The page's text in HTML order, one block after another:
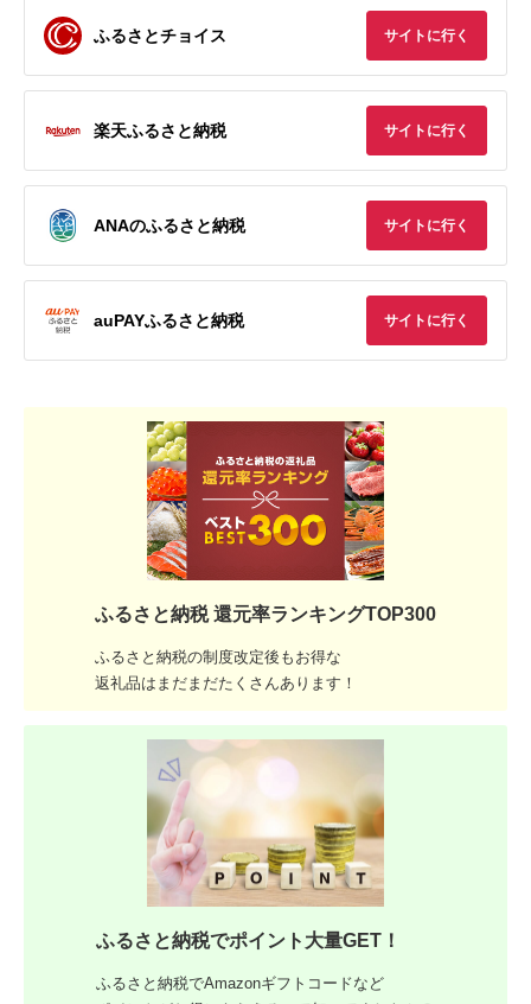
ふるさとチョイス サイトに行く
楽天ふるさと納税 サイトに行く
ANAのふるさと納税 サイトに行く
auPAYふるさと納税 サイトに行く
ふるさと納税 還元率ランキングTOP300
ふるさと納税の制度改定後もお得な
返礼品はまだまだたくさんあります！
ふるさと納税でポイント大量GET！
ふるさと納税でAmazonギフトコードなど